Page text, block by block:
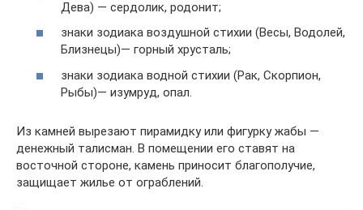
Дева) — сердолик, родонит;
знаки зодиака воздушной стихии (Весы, Водолей,
Близнецы)— горный хрусталь;
знаки зодиака водной стихии (Рак, Скорпион,
Рыбы)— изумруд, опал.
Из камней вырезают пирамидку или фигурку жабы —
денежный талисман. В помещении его ставят на
восточной стороне, камень приносит благополучие,
защищает жилье от ограблений.